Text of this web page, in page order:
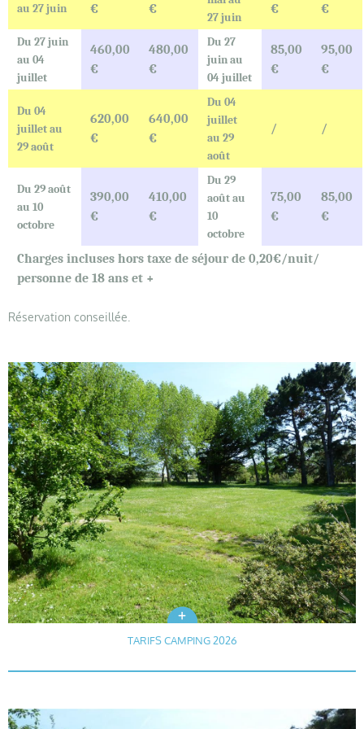
au 27 juin € €
27 juin
€ €
Du 27 juin
au 04
juillet
460,00
€
480,00
€
Du 27
juin au
04 juillet
85,00
€
95,00
€
Du 04
juillet au
29 août
620,00
€
640,00
€
Du 04
juillet
au 29
août
/ /
Du 29 août
au 10
octobre
390,00
€
410,00
€
Du 29
août au
10
octobre
75,00
€
85,00
€
Charges incluses hors taxe de séjour de 0,20€/nuit/
personne de 18 ans et +
Réservation conseillée.
TARIFS CAMPING 2026